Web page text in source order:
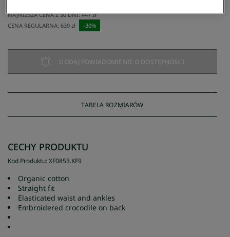
NAJNIŻSZA CENA Z 30 DNI: 447 zł
CENA REGULARNA: 639 zł -30%
DODAJ POWIADOMIENIE O DOSTĘPNOŚCI
TABELA ROZMIARÓW
CECHY PRODUKTU
Kod Produktu:XF0853.KF9
Organic cotton
Straight fit
Elasticated waist and ankles
Embroidered crocodile on back